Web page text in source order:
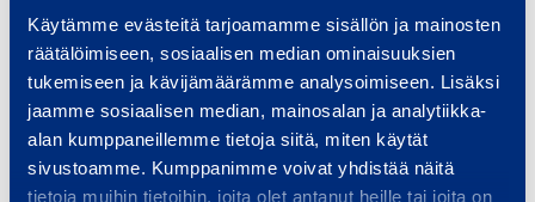
Käytämme evästeitä tarjoamamme sisällön ja mainosten
räätälöimiseen, sosiaalisen median ominaisuuksien
tukemiseen ja kävijämäärämme analysoimiseen. Lisäksi
jaamme sosiaalisen median, mainosalan ja analytiikka-
alan kumppaneillemme tietoja siitä, miten käytät
sivustoamme. Kumppanimme voivat yhdistää näitä
tietoja muihin tietoihin, joita olet antanut heille tai joita on
L
a
t
t